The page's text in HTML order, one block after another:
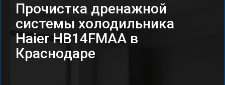
Прочистка дренажной
системы холодильника
Haier HB14FMAA в
Краснодаре